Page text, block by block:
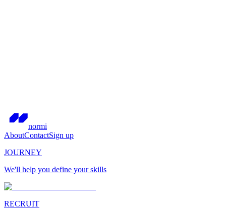
normi
AboutContactSign up
JOURNEY
We'll help you define your skills
RECRUIT